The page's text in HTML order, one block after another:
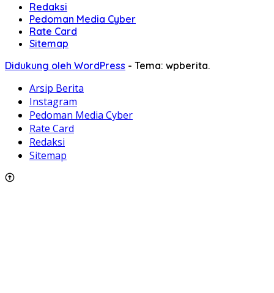
Redaksi
Pedoman Media Cyber
Rate Card
Sitemap
Didukung oleh WordPress - Tema: wpberita.
Arsip Berita
Instagram
Pedoman Media Cyber
Rate Card
Redaksi
Sitemap